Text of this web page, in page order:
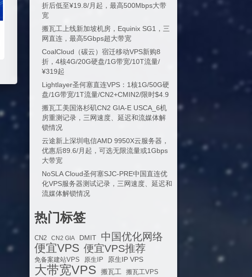
折后低至¥19.8/月起，最高500Mbps大带
宽
搬瓦工上线新加坡机房，Equinix SG1，三
网直连，最高5Gbps超大带宽
CoalCloud（碳云）宿迁移动VPS新购8
折，4核4G/20G硬盘/1G带宽/10T流量/
¥319起
Lightlayer圣何塞直连VPS：1核1G/50G硬
盘/1G带宽/1T流量/CN2+CMIN2/限时$4.9
搬瓦工美国洛杉矶CN2 GIA-E USCA_6机
房重测记录，三网速度、延迟和流媒体解
锁情况
云途新上深圳电信AMD 9950X云服务器，
优惠后89.6/月起，可选无限流量或1Gbps
大带宽
NoSLA Cloud圣何塞SJC-PRE中国直连优
化VPS服务器测试记录，三网速度、延迟和
流媒体解锁情况
热门标签
CN2 CN2 GIA DMIT 中国优化网络
便宜VPS 便宜VPS推荐
免备案建站VPS 原生IP 原生IP VPS
大带宽VPS 搬瓦工
搬瓦工VPS